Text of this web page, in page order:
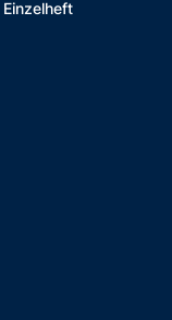
Einzelheft